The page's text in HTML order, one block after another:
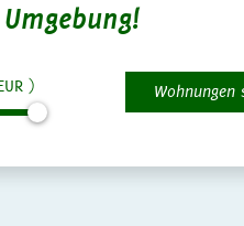
) Wohnungen